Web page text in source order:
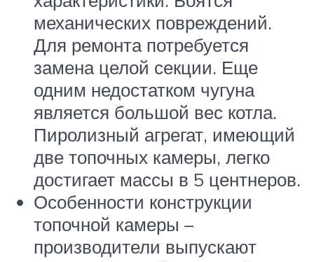
механических повреждений.
Для ремонта потребуется
замена целой секции. Еще
одним недостатком чугуна
является большой вес котла.
Пиролизный агрегат, имеющий
две топочных камеры, легко
достигает массы в 5 центнеров.
Особенности конструкции
топочной камеры –
производители выпускают